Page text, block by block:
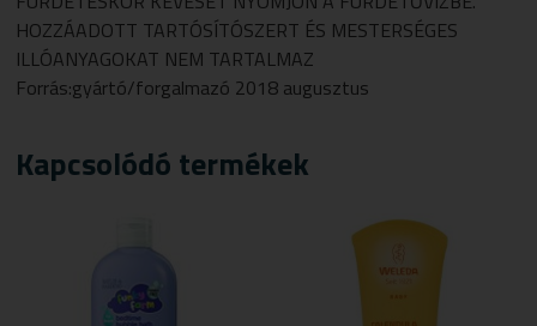
HOZZÁADOTT TARTÓSÍTÓSZERT ÉS MESTERSÉGES
ILLÓANYAGOKAT NEM TARTALMAZ
Forrás:gyártó/forgalmazó 2018 augusztus
Kapcsolódó termékek